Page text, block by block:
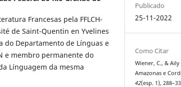
Francesas pela FFLCH-
de Saint-Quentin en Yvelines
do Departamento de Línguas e
e membro permanente do
Línguagem da mesma
Publicado
25-11-2022
Como Citar
Wiener, C., &
Amazonas e
42(esp. 1),